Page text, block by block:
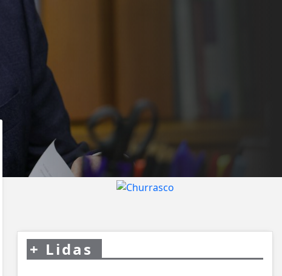
+ Lidas